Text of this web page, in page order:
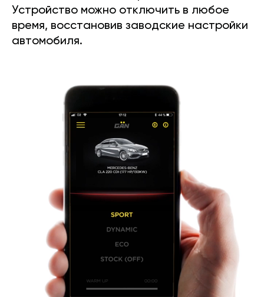
Устройство можно отключить в любое
время, восстановив заводские настройки
автомобиля.